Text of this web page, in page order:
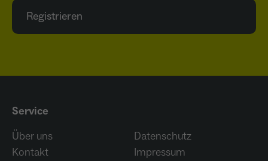
Registrieren
Service
Über uns
Kontakt
Datenschutz
Impressum